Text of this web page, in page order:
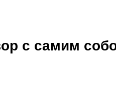
с самим